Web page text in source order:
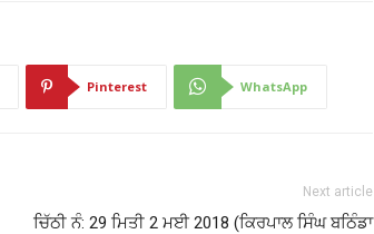
Pinterest WhatsApp
Next article
ਚਿੱਠੀ ਨੰ: 29 ਮਿਤੀ 2 ਮਈ 2018 (ਕਿਰਪਾਲ ਸਿੰਘ ਬਠਿੰਡਾ